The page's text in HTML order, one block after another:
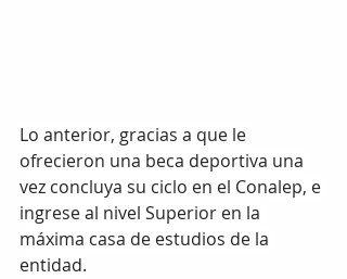
Lo anterior, gracias a que le
ofrecieron una beca deportiva una
vez concluya su ciclo en el Conalep, e
ingrese al nivel Superior en la
máxima casa de estudios de la
entidad.